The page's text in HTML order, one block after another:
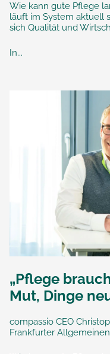
Wie kann gute Pflege
läuft im System aktuell
sich Qualität und
In...
„Pflege
Mut, Dinge
compassio CEO
Frankfurter